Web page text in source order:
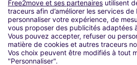
Madrid
Washington DC
Milan
Rome
Turin
Vienne
Berlin